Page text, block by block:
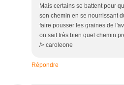
Mais certains se battent pour
son chemin en se nourrissant
faire pousser les graines de
on sait très bien quel chemin
/> caroleone
Répondre